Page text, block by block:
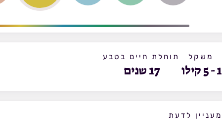
משקל
1
-
5קילו
תוחלת חיים בטבע
17שנים
מעניין לדעת